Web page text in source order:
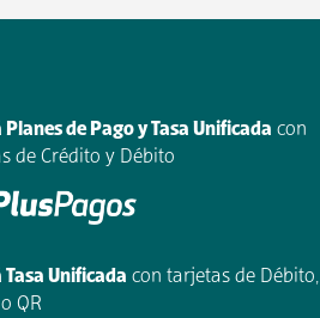
de Pago y Tasa Unificada con
de Crédito y Débito
Unificada con tarjetas de Débito,
QR